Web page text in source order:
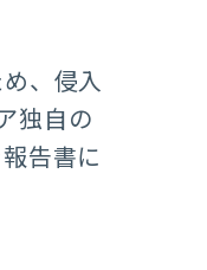
、侵入
独自の
告書に